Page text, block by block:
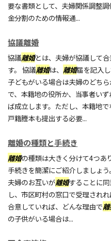
要な書類として、夫婦関係調整
金分割のための情報通...
協議離婚
協議離婚とは、夫婦が協議して
す。 協議離婚は、 離婚届を記入
子どもがいる場合は夫婦のどち
で、本籍地の役所か、当事者い
ば成立します。ただし、本籍地で
戸籍謄本も提出する必要...
離婚の種類と手続き
離婚の種類は大きく分けて4つあ
手続きを簡潔にご紹介しましょ
夫婦のお互いが離婚することに
し、市区町村の窓口で受理され
合意していれば、どんな理由で
の子供がいる場合は...